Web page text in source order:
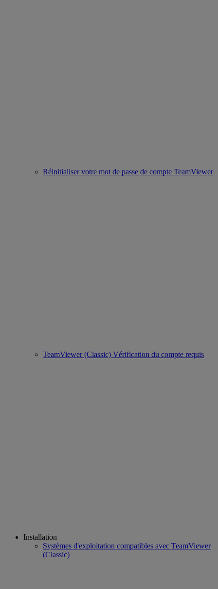
Réinitialiser votre mot de passe de compte TeamViewer
TeamViewer (Classic) Vérification du compte requis
Installation
Systèmes d'exploitation compatibles avec TeamViewer
(Classic)